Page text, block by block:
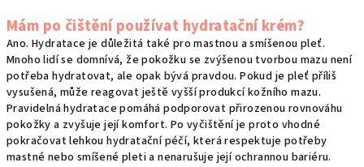
Mám po čištění používat hydratační krém?
Ano. Hydratace je důležitá také pro mastnou a smíšenou pleť.
Mnoho lidí se domnívá, že pokožku se zvýšenou tvorbou mazu není
potřeba hydratovat, ale opak bývá pravdou. Pokud je pleť příliš
vysušená, může reagovat ještě vyšší produkcí kožního mazu.
Pravidelná hydratace pomáhá podporovat přirozenou rovnováhu
pokožky a zvyšuje její komfort. Po vyčištění je proto vhodné
pokračovat lehkou hydratační péčí, která respektuje potřeby
mastné nebo smíšené pleti a nenarušuje její ochrannou bariéru.